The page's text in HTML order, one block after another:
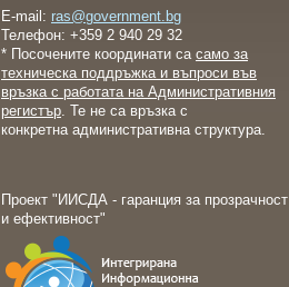
E-mail: ras@government.bg
Телефон: +359 2 940 29 32
* Посочените координати са само за
техническа поддръжка и въпроси във
връзка с работата на Административния
регистър. Те не са връзка с
конкретна административна структура.
Проект "ИИСДА - гаранция за прозрачност
и ефективност"